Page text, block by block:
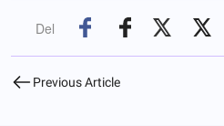
Del
Previous Article